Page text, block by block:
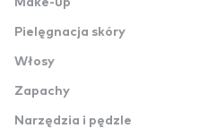
Make-up
Pielęgnacja skóry
Włosy
Zapachy
Narzędzia i pędzle